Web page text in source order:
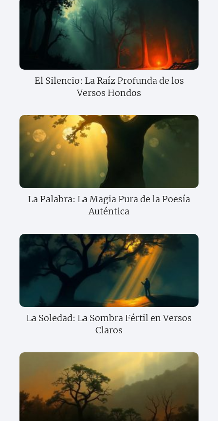
El Silencio: La Raíz Profunda de los
Versos Hondos
La Palabra: La Magia Pura de la Poesía
Auténtica
La Soledad: La Sombra Fértil en Versos
Claros